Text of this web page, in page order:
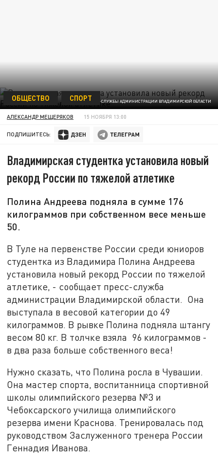
ФОТО ПРЕСС-СЛУЖБЫ АДМИНИСТРАЦИИ ВЛАДИМИРСКОЙ ОБЛАСТИ
ОБЩЕСТВО СПОРТ
АЛЕКСАНДР МЕЩЕРЯКОВ 15 НОЯБРЯ 13:00
ПОДПИШИТЕСЬ:
Владимирская студентка установила новый
рекорд России по тяжелой атлетике
Полина Андреева подняла в сумме 176
килограммов при собственном весе меньше
50.
В Туле на первенстве России среди юниоров
студентка из Владимира Полина Андреева
установила новый рекорд России по тяжелой
атлетике, - сообщает пресс-служба
администрации Владимирской области. Она
выступала в весовой категории до 49
килограммов. В рывке Полина подняла штангу
весом 80 кг. В толчке взяла 96 килограммов -
в два раза больше собственного веса!
Нужно сказать, что Полина росла в Чувашии.
Она мастер спорта, воспитанница спортивной
школы олимпийского резерва №3 и
Чебоксарского училища олимпийского
резерва имени Краснова. Тренировалась под
руководством Заслуженного тренера России
Геннадия Иванова.